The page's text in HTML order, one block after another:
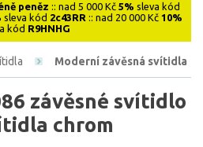
peněz :: nad 5 000 Kč 5% sleva kód
sleva kód 2c43RR :: nad 20 000 Kč 10%
kód R9HNHG
Moderní závěsná svítidla
závěsné svítidlo
chrom